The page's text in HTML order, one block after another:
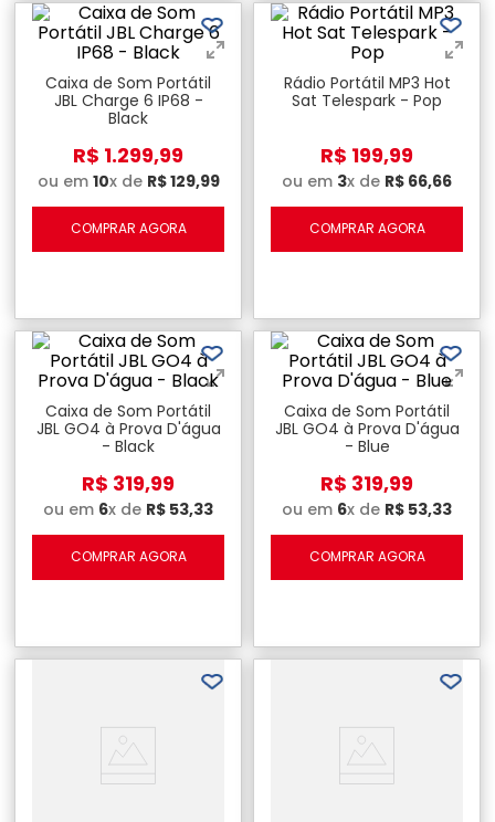
Caixa de Som Portátil
JBL Charge 6 IP68 -
Black
R$ 1.299,99
ou em 10x de R$129,99
COMPRAR AGORA
Rádio Portátil MP3 Hot
Sat Telespark - Pop
R$ 199,99
ou em 3x de R$ 66,66
COMPRAR AGORA
Caixa de Som Portátil
JBL GO4 à Prova D'água
- Black
R$ 319,99
ou em 6x de R$ 53,33
COMPRAR AGORA
Caixa de Som Portátil
JBL GO4 à Prova D'água
- Blue
R$ 319,99
ou em 6x de R$ 53,33
COMPRAR AGORA